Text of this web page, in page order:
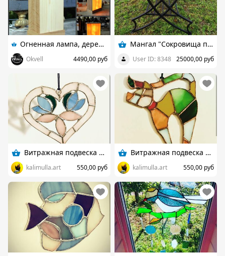
Огненная лампа, деревянный ночник светильник
Okvell 4490,00 руб
Мангал "Сокровища пиратов"
User ID: 8348 25000,00 руб
Витражная подвеска Сердце
kalimulla.art 550,00 руб
Витражная подвеска Кошка
kalimulla.art 550,00 руб